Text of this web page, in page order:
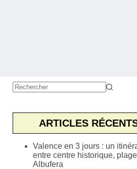
ARTICLES
Valence en 3 jours : un
entre centre historique,
Albufera